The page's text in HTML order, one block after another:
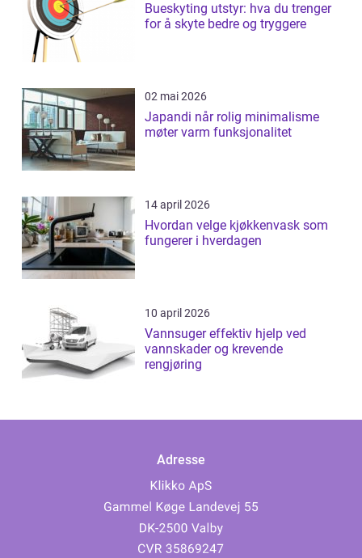
Bueskyting utstyr: hva du trenger
for å skyte bedre og tryggere
02 mai 2026
Japandi når rolig minimalisme
møter varm funksjonalitet
14 april 2026
Hvordan velge kjøkkenvask som
fungerer i hverdagen
10 april 2026
Vannsuger effektiv hjelp ved
vannskader og krevende
rengjøring
Adresse